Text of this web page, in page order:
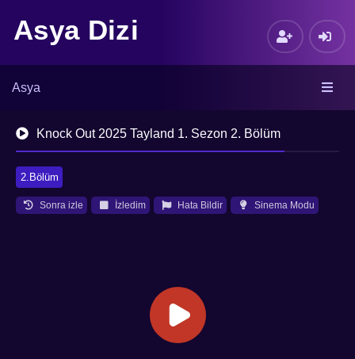
Asya Dizi
Asya
Knock Out 2025 Tayland 1. Sezon 2. Bölüm
2.Bölüm
Sonra izle İzledim Hata Bildir Sinema Modu